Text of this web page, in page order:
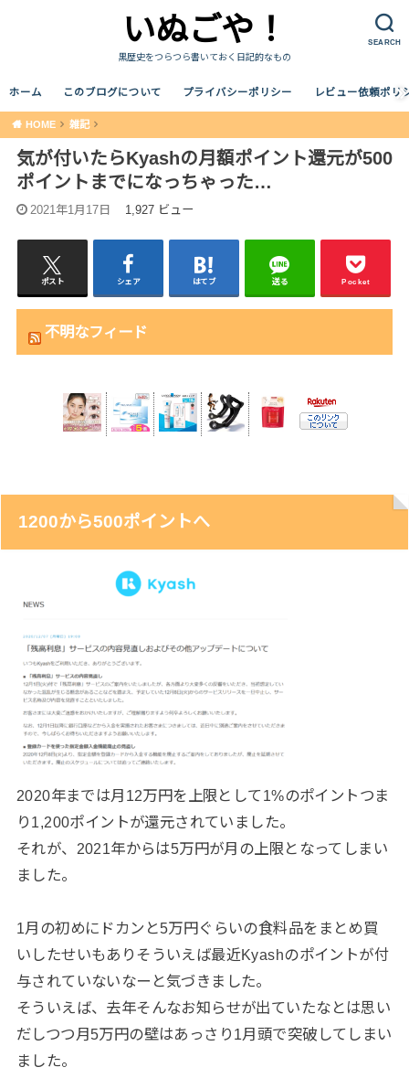
SEARCH
いぬごや！
黒歴史をつらつら書いておく日記的なもの
ホーム このブログについて プライバシーポリシー レビュー依頼ポリ
HOME 雑記
気が付いたらKyashの月額ポイント還元が500
ポイントまでになっちゃった…
2021年1月17日 1,927 ビュー
ポスト シェア はてブ 送る Pocket
不明なフィード
1200から500ポイントへ
2020年までは月12万円を上限として1%のポイントつま
り1,200ポイントが還元されていました。
それが、2021年からは5万円が月の上限となってしまい
ました。
1月の初めにドカンと5万円ぐらいの食料品をまとめ買
いしたせいもありそういえば最近Kyashのポイントが付
与されていないなーと気づきました。
そういえば、去年そんなお知らせが出ていたなとは思い
だしつつ月5万円の壁はあっさり1月頭で突破してしまい
ました。